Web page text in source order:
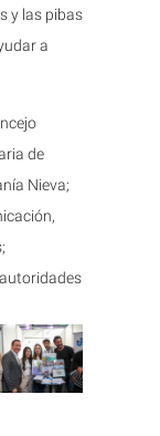
y las pibas
a
de
Nieva;